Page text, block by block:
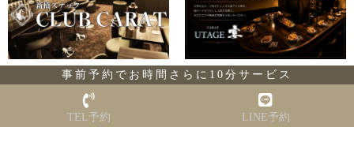
事前予約でお時間さらに10分サービス
TEL予約 LINE予約